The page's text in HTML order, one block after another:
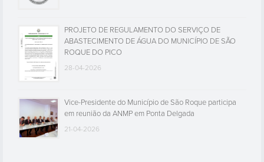
PROJETO DE REGULAMENTO DO SERVIÇO DE
ABASTECIMENTO DE ÁGUA DO MUNICÍPIO DE SÃO
ROQUE DO PICO
28-04-2026
Vice-Presidente do Município de São Roque participa
em reunião da ANMP em Ponta Delgada
21-04-2026